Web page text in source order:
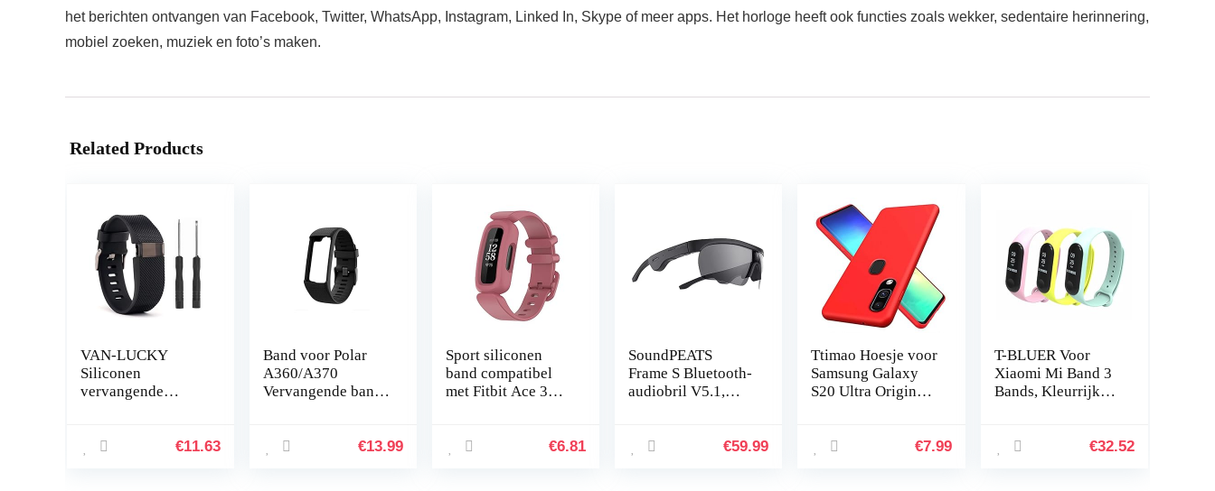
het berichten ontvangen van Facebook, Twitter, WhatsApp, Instagram, Linked In, Skype of meer apps. Het horloge heeft ook functies zoals wekker, sedentaire herinnering,
mobiel zoeken, muziek en foto’s maken.
Related Products
VAN-LUCKY
Siliconen
vervangende
armband voor
€11.63
Band voor Polar
A360/A370
Vervangende band
Vervangende band
€13.99
Sport siliconen
band compatibel
met Fitbit Ace 3
kinderen,
€6.81
SoundPEATS
Frame S Bluetooth-
audiobril V5.1,
Qualcomm
€59.99
Ttimao Hoesje voor
Samsung Galaxy
S20 Ultra Originele
Cover+1*Screen€7.99
T-BLUER Voor
Xiaomi Mi Band 3
Bands, Kleurrijke
Xiaomi Mi Band
€32.52